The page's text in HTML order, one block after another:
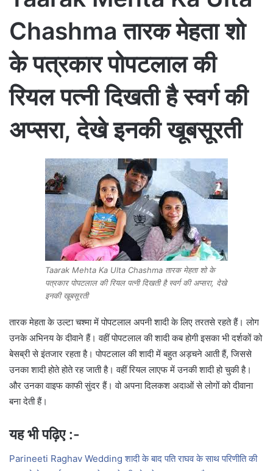
Chashma तारक मेहता शो
के पत्रकार पोपटलाल की
रियल पत्नी दिखती है स्वर्ग की
अप्सरा, देखे इनकी खूबसूरती
Taarak Mehta Ka Ulta Chashma तारक मेहता शो के
पत्रकार पोपटलाल की रियल पत्नी दिखती है स्वर्ग की अप्सरा, देखे
इनकी खूबसूरती
तारक मेहता के उल्टा चश्मा में पोपटलाल अपनी शादी के लिए तरतसे रहते हैं। लोग
उनके अभिनय के दीवाने हैं। वहीं पोपटलाल की शादी कब होगी इसका भी दर्शकों को
बेसब्री से इंतजार रहता है। पोपटलाल की शादी में बहुत अड़चने आती हैं, जिससे
उनका शादी होते होते रह जाती है। वहीं रियल लाएफ में उनकी शादी हो चुकी है।
और उनका वाइफ काफी सुंदर हैं। वो अपना दिलकश अदाओं से लोगों को दीवाना
बना देती हैं।
यह भी पढ़िए :-
Parineeti Raghav Wedding शादी के बाद पति राघव के साथ परिणीति की